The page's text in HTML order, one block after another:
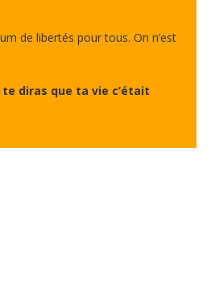
de libertés pour tous. On n’est
diras que ta vie c’était